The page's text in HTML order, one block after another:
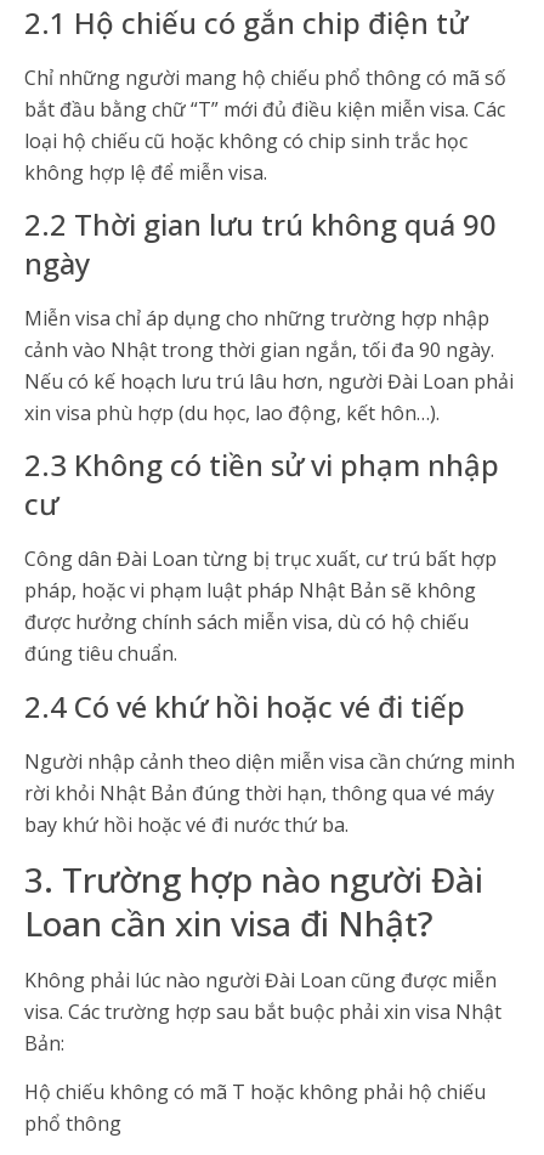
2.1 Hộ chiếu có gắn chip điện tử
Chỉ những người mang hộ chiếu phổ thông có mã số
bắt đầu bằng chữ “T” mới đủ điều kiện miễn visa. Các
loại hộ chiếu cũ hoặc không có chip sinh trắc học
không hợp lệ để miễn visa.
2.2 Thời gian lưu trú không quá 90
ngày
Miễn visa chỉ áp dụng cho những trường hợp nhập
cảnh vào Nhật trong thời gian ngắn, tối đa 90 ngày.
Nếu có kế hoạch lưu trú lâu hơn, người Đài Loan phải
xin visa phù hợp (du học, lao động, kết hôn…).
2.3 Không có tiền sử vi phạm nhập
cư
Công dân Đài Loan từng bị trục xuất, cư trú bất hợp
pháp, hoặc vi phạm luật pháp Nhật Bản sẽ không
được hưởng chính sách miễn visa, dù có hộ chiếu
đúng tiêu chuẩn.
2.4 Có vé khứ hồi hoặc vé đi tiếp
Người nhập cảnh theo diện miễn visa cần chứng minh
rời khỏi Nhật Bản đúng thời hạn, thông qua vé máy
bay khứ hồi hoặc vé đi nước thứ ba.
3. Trường hợp nào người Đài
Loan cần xin visa đi Nhật?
Không phải lúc nào người Đài Loan cũng được miễn
visa. Các trường hợp sau bắt buộc phải xin visa Nhật
Bản:
Hộ chiếu không có mã T hoặc không phải hộ chiếu
phổ thông